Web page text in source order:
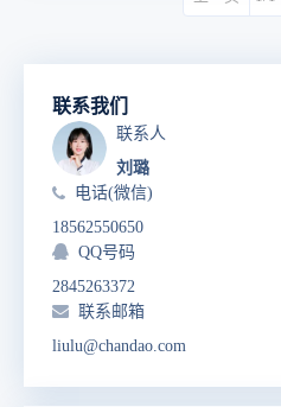
联系我们
联系人
刘璐
电话(微信)
18562550650
QQ号码
2845263372
联系邮箱
liulu@chandao.com